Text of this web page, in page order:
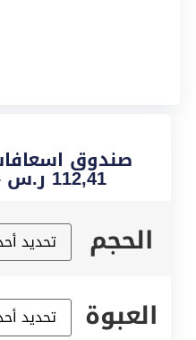
صندوق
112,41 ر.س
الحجم
العبوة